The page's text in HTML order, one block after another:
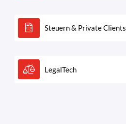
Steuern & Private Clients
LegalTech